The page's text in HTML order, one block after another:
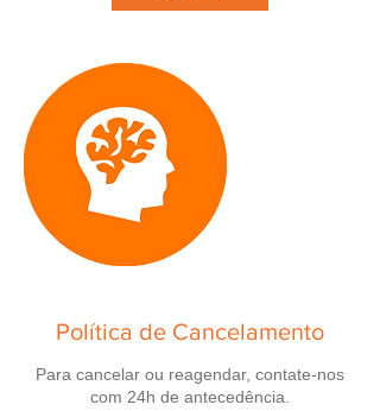
Política de Cancelamento
Para cancelar ou reagendar, contate-nos
com 24h de antecedência.